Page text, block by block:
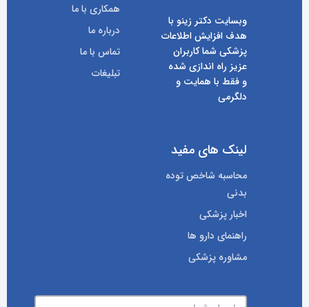
وبسایت دکتر زینو با
هدف افزایش اطلاعات
پزشکی شما کاربران
عزیز راه اندازی شده
و فقط با همایت و
دلگرمی
همکاری با ما
درباره ما
تماس با ما
تبلیغات
لینک های مفید
محاسبه شاخص توده
بدنی
اخبار پزشکی
راهنمای دارو ها
مشاوره پزشکی